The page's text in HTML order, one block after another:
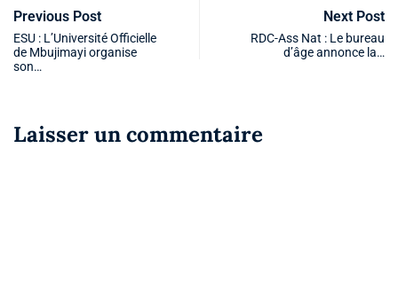
Previous Post
ESU : L’Université Officielle
de Mbujimayi organise
son…
Next Post
RDC-Ass Nat : Le bureau
d’âge annonce la…
Laisser un commentaire